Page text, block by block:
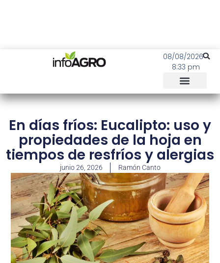
08/08/2026
8:33 pm
En días fríos: Eucalipto: uso y
propiedades de la hoja en
tiempos de resfríos y alergias
junio 26, 2026 Ramón Canto